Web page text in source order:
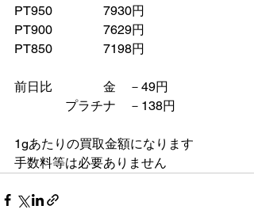
PT950　　　　7930円
PT900　　　　7629円
PT850　　　　7198円
前日比　　　　金　－49円
プラチナ　－138円
1gあたりの買取金額になります
手数料等は必要ありません